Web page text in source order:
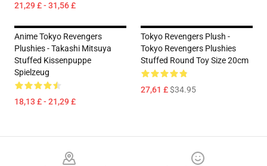
21,29 £ - 31,56 £
Anime Tokyo Revengers
Plushies - Takashi Mitsuya
Stuffed Kissenpuppe
Spielzeug
18,13 £ - 21,29 £
Tokyo Revengers Plush -
Tokyo Revengers Plushies
Stuffed Round Toy Size 20cm
27,61 £$34.95